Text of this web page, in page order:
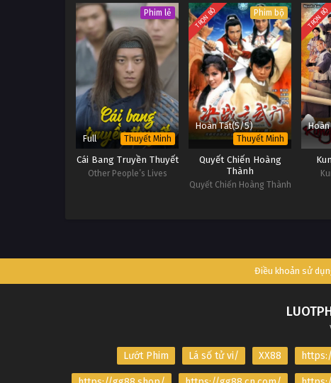
Mountain
Phim lẻ
Full Thuyết Minh
Cái Bang Truyền Thuyết
Other People’s Lives
TRỌN BỘ Phim bộ
Hoàn Tất(5/5)
Thuyết Minh
Quyết Chiến Hoàng
Thành
Quyết Chiến Hoàng Thành
TRỌN BỘ
Điều khoản sử
Lướt Phim Lá số tử vi/ XX88